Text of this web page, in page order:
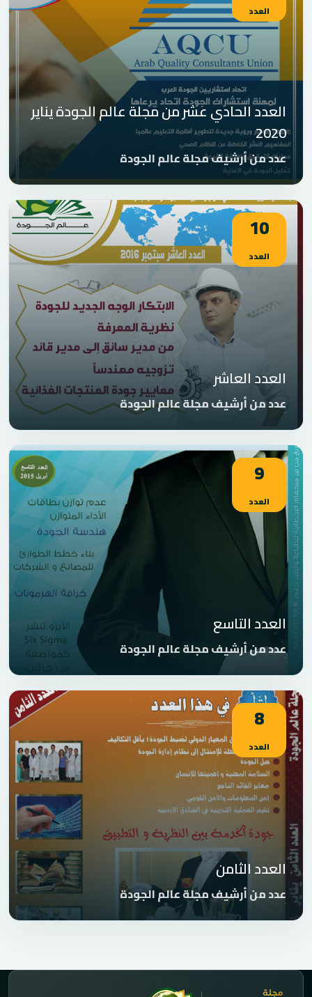
العدد
العدد الحادي عشر من مجلة عالم الجودة يناير
2020
عدد من أرشيف مجلة عالم الجودة
10
العدد
العدد العاشر
عدد من أرشيف مجلة عالم الجودة
9
العدد
العدد التاسع
عدد من أرشيف مجلة عالم الجودة
8
العدد
العدد الثامن
عدد من أرشيف مجلة عالم الجودة